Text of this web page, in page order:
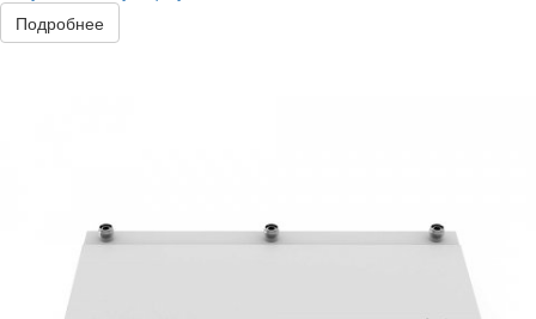
Подробнее